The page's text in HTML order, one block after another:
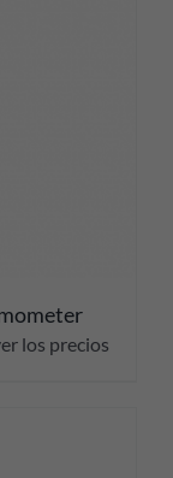
los precios